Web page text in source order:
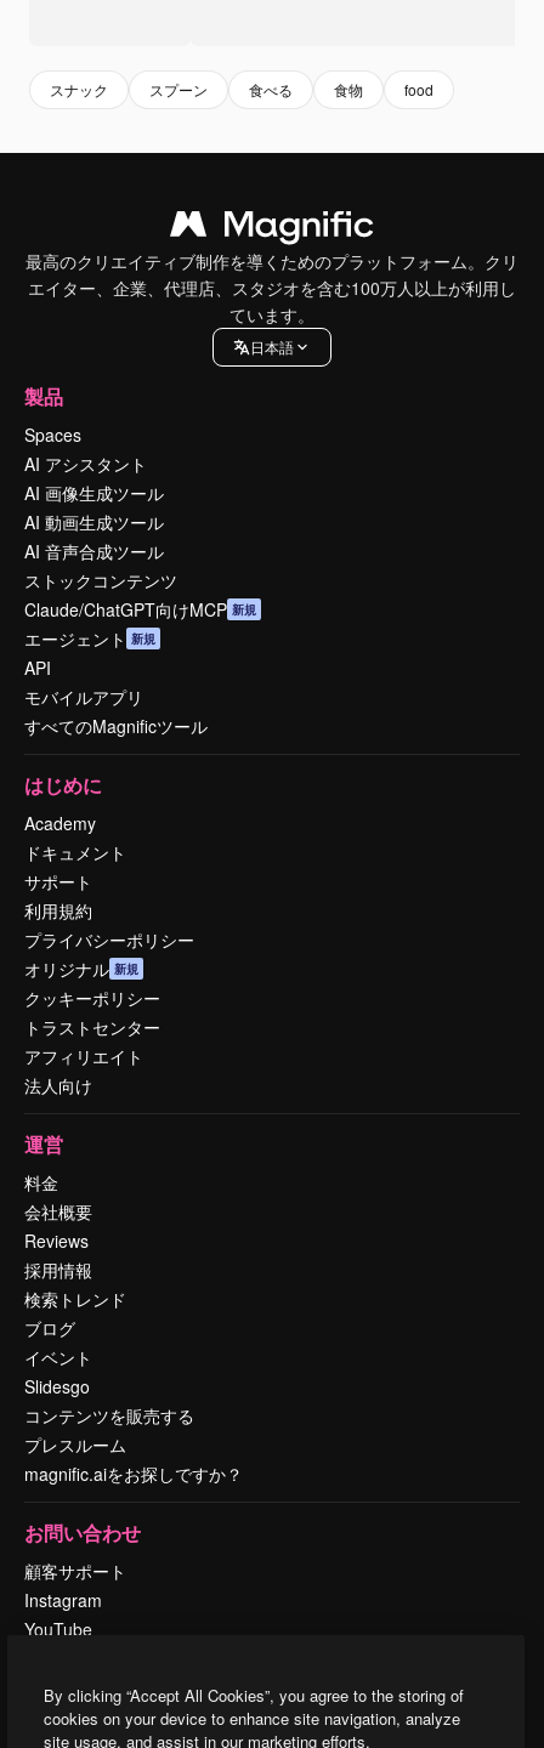
スナック スプーン 食べる 食物 food
最高のクリエイティブ制作を導くためのプラットフォーム。クリ
エイター、企業、代理店、スタジオを含む100万人以上が利用し
ています。
日本語
製品
Spaces
AI アシスタント
AI 画像生成ツール
AI 動画生成ツール
AI 音声合成ツール
ストックコンテンツ
Claude/ChatGPT向けMCP 新規
エージェント 新規
API
モバイルアプリ
すべてのMagnificツール
はじめに
Academy
ドキュメント
サポート
利用規約
プライバシーポリシー
オリジナル 新規
クッキーポリシー
トラストセンター
アフィリエイト
法人向け
運営
料金
会社概要
Reviews
採用情報
検索トレンド
ブログ
イベント
Slidesgo
コンテンツを販売する
プレスルーム
magnific.aiをお探しですか？
お問い合わせ
顧客サポート
Instagram
YouTube
TikTok
Discord
By clicking “Accept All Cookies”, you agree to the storing of
cookies on your device to enhance site navigation, analyze
site usage, and assist in our marketing efforts.